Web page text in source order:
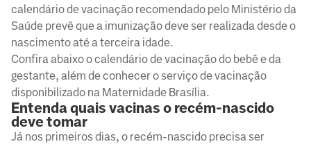
calendário de vacinação recomendado pelo Ministério da
Saúde prevê que a imunização deve ser realizada desde o
nascimento até a terceira idade.
Confira abaixo o calendário de vacinação do bebê e da
gestante, além de conhecer o serviço de vacinação
disponibilizado na Maternidade Brasília.
Entenda quais vacinas o recém-nascido
deve tomar
Já nos primeiros dias, o recém-nascido precisa ser